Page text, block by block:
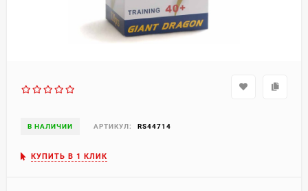
В НАЛИЧИИ АРТИКУЛ: RS44714
КУПИТЬ В 1 КЛИК